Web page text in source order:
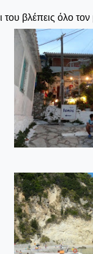
βλέπεις όλο τον